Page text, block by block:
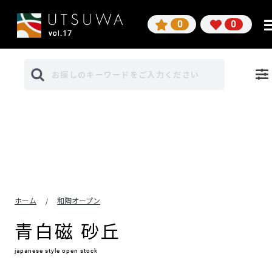
0 0
ホーム / 和陶オープン
青白磁 砂丘
japanese style open stock